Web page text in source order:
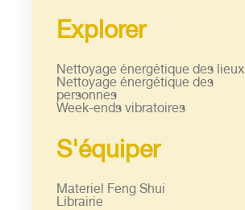
Explorer
Nettoyage énergétique des lieux
Nettoyage énergétique des
personnes
Week-ends vibratoires
S'équiper
Materiel Feng Shui
Librairie